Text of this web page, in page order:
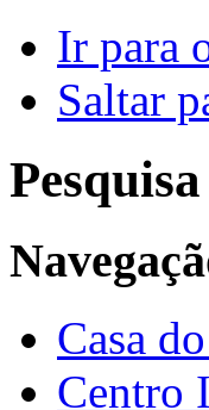
Ir para
Saltar
Casa
Centro